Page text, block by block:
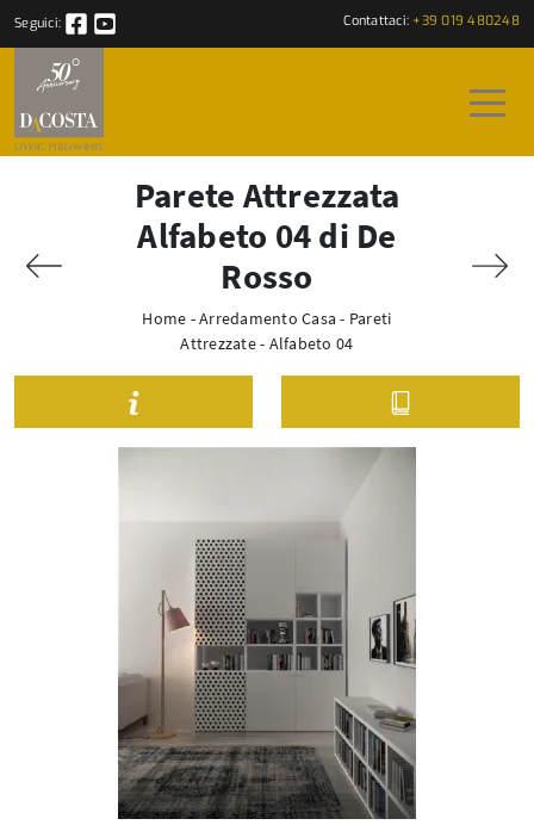
Seguici: Contattaci: +39 019 480248
Parete Attrezzata
Alfabeto 04 di De
Rosso
Home -Arredamento Casa - Pareti
Attrezzate- Alfabeto 04